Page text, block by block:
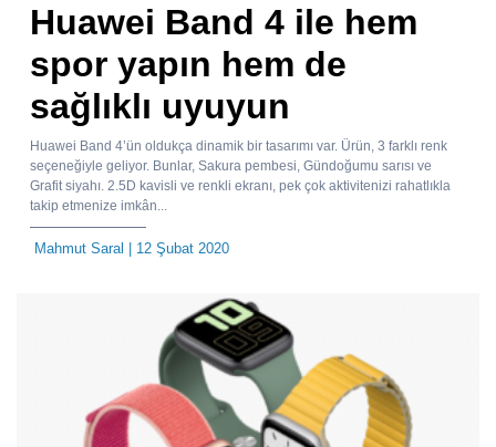
Huawei Band 4 ile hem
spor yapın hem de
sağlıklı uyuyun
Huawei Band 4’ün oldukça dinamik bir tasarımı var. Ürün, 3 farklı renk
seçeneğiyle geliyor. Bunlar, Sakura pembesi, Gündoğumu sarısı ve
Grafit siyahı. 2.5D kavisli ve renkli ekranı, pek çok aktivitenizi rahatlıkla
takip etmenize imkân...
Mahmut Saral | 12 Şubat 2020